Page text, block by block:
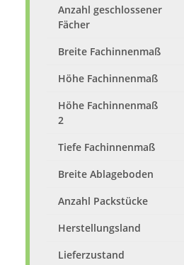
Anzahl geschlossener
Fächer
Breite Fachinnenmaß
Höhe Fachinnenmaß
Höhe Fachinnenmaß
2
Tiefe Fachinnenmaß
Breite Ablageboden
Anzahl Packstücke
Herstellungsland
Lieferzustand